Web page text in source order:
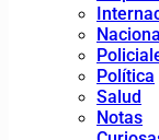
Política
Salud
Notas